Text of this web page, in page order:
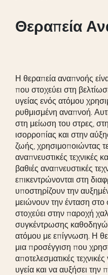
Θεραπεία
Η θεραπεία αναπνοής
που στοχεύει στη
υγείας ενός ατόμου
ρυθμισμένη αναπνοή.
στη μείωση του στρες,
ισορροπίας και στην
ζωής, χρησιμοποιώντας
αναπνευστικές τεχνικές
βαθιές αναπνευστικές
επικεντρώνονται στη
υποστηρίζουν την
μειώνουν την ένταση
στοχεύει στην παροχή
συγκέντρωσης
ατόμου με επίγνωση. Η
μια προσέγγιση που
αποτελεσματικές
υγεία και να αυξήσει την